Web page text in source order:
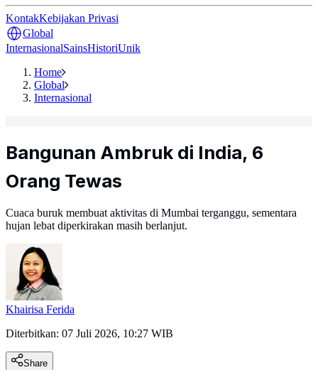
KontakKebijakan Privasi
Global
InternasionalSainsHistoriUnik
Home
Global
Internasional
Bangunan Ambruk di India, 6
Orang Tewas
Cuaca buruk membuat aktivitas di Mumbai terganggu, sementara
hujan lebat diperkirakan masih berlanjut.
Khairisa Ferida
Diterbitkan: 07 Juli 2026, 10:27 WIB
Share